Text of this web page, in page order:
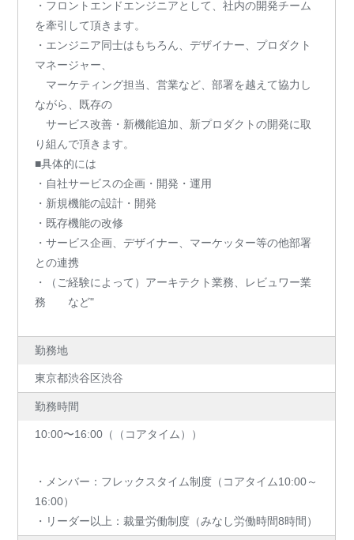
・フロントエンドエンジニアとして、社内の開発チーム
を牽引して頂きます。
・エンジニア同士はもちろん、デザイナー、プロダクト
マネージャー、
マーケティング担当、営業など、部署を越えて協力し
ながら、既存の
サービス改善・新機能追加、新プロダクトの開発に取
り組んで頂きます。
■具体的には
・自社サービスの企画・開発・運用
・新規機能の設計・開発
・既存機能の改修
・サービス企画、デザイナー、マーケッター等の他部署
との連携
・（ご経験によって）アーキテクト業務、レビュワー業
務 など"
勤務地
東京都渋谷区渋谷
勤務時間
10:00〜16:00（（コアタイム））
・メンバー：フレックスタイム制度（コアタイム10:00～
16:00）
・リーダー以上：裁量労働制度（みなし労働時間8時間）